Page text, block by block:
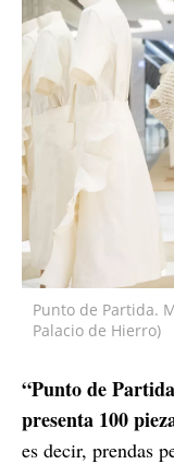
Punto de Partida.
Palacio de Hierro)
“Punto de
presenta 100
es decir, prendas